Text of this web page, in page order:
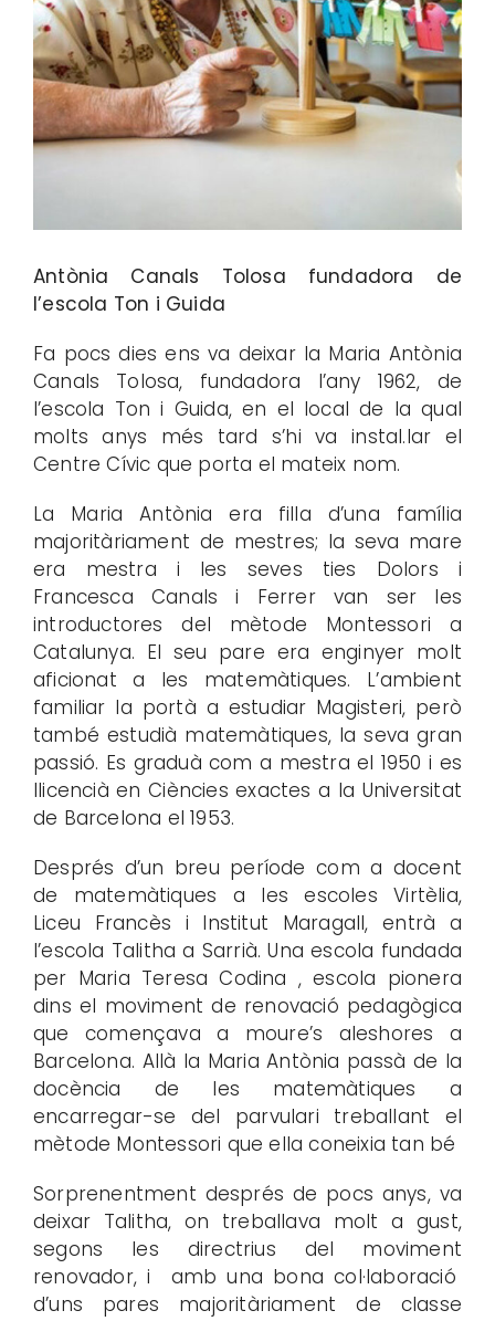
Antònia Canals Tolosa fundadora de
l’escola Ton i Guida
Fa pocs dies ens va deixar la Maria Antònia
Canals Tolosa, fundadora l’any 1962, de
l’escola Ton i Guida, en el local de la qual
molts anys més tard s’hi va instal.lar el
Centre Cívic que porta el mateix nom.
La Maria Antònia era filla d’una família
majoritàriament de mestres; la seva mare
era mestra i les seves ties Dolors i
Francesca Canals i Ferrer van ser les
introductores del mètode Montessori a
Catalunya. El seu pare era enginyer molt
aficionat a les matemàtiques. L’ambient
familiar la portà a estudiar Magisteri, però
també estudià matemàtiques, la seva gran
passió. Es graduà com a mestra el 1950 i es
llicencià en Ciències exactes a la Universitat
de Barcelona el 1953.
Després d’un breu període com a docent
de matemàtiques a les escoles Virtèlia,
Liceu Francès i Institut Maragall, entrà a
l’escola Talitha a Sarrià. Una escola fundada
per Maria Teresa Codina , escola pionera
dins el moviment de renovació pedagògica
que començava a moure’s aleshores a
Barcelona. Allà la Maria Antònia passà de la
docència de les matemàtiques a
encarregar-se del parvulari treballant el
mètode Montessori que ella coneixia tan bé
Sorprenentment després de pocs anys, va
deixar Talitha, on treballava molt a gust,
segons les directrius del moviment
renovador, i amb una bona col·laboració
d’uns pares majoritàriament de classe